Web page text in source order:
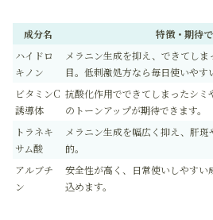
成分名
特徴・期待
ハイドロ
キノン
メラニン生成を抑え、できてし
目。低刺激処方なら毎日使いやす
ビタミンC
誘導体
抗酸化作用でできてしまったシ
のトーンアップが期待できます。
トラネキ
サム酸
メラニン生成を幅広く抑え、肝
的。
アルブチ
ン
安全性が高く、日常使いしやす
込めます。